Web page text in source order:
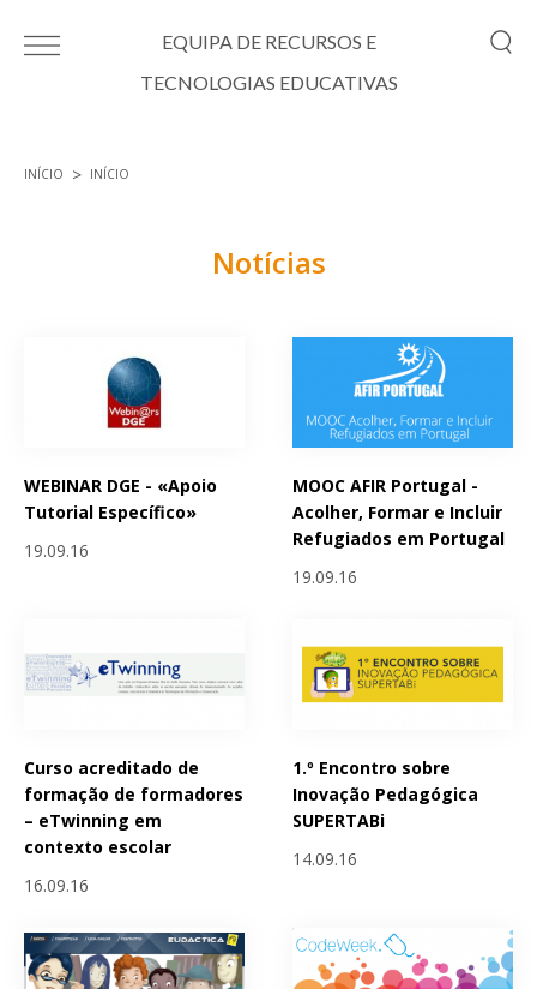
EQUIPA DE RECURSOS E
TECNOLOGIAS EDUCATIVAS
INÍCIO INÍCIO
Notícias
WEBINAR DGE - «Apoio
Tutorial Específico»
19.09.16
MOOC AFIR Portugal -
Acolher, Formar e Incluir
Refugiados em Portugal
19.09.16
Curso acreditado de
formação de formadores
– eTwinning em
contexto escolar
16.09.16
1.º Encontro sobre
Inovação Pedagógica
SUPERTABi
14.09.16
Páginas